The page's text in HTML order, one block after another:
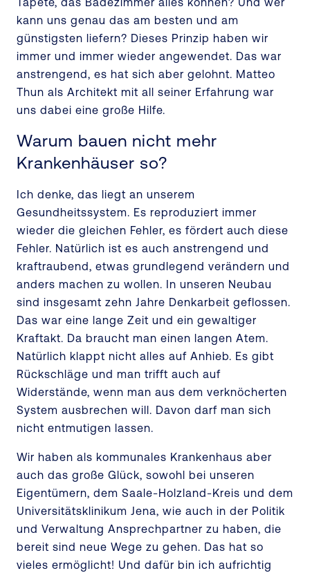
kann uns genau das am besten und am
günstigsten liefern? Dieses Prinzip haben wir
immer und immer wieder angewendet. Das war
anstrengend, es hat sich aber gelohnt. Matteo
Thun als Architekt mit all seiner Erfahrung war
uns dabei eine große Hilfe.
Warum bauen nicht mehr
Krankenhäuser so?
Ich denke, das liegt an unserem
Gesundheitssystem. Es reproduziert immer
wieder die gleichen Fehler, es fördert auch diese
Fehler. Natürlich ist es auch anstrengend und
kraftraubend, etwas grundlegend verändern und
anders machen zu wollen. In unseren Neubau
sind insgesamt zehn Jahre Denkarbeit geflossen.
Das war eine lange Zeit und ein gewaltiger
Kraftakt. Da braucht man einen langen Atem.
Natürlich klappt nicht alles auf Anhieb. Es gibt
Rückschläge und man trifft auch auf
Widerstände, wenn man aus dem verknöcherten
System ausbrechen will. Davon darf man sich
nicht entmutigen lassen.
Wir haben als kommunales Krankenhaus aber
auch das große Glück, sowohl bei unseren
Eigentümern, dem Saale-Holzland-Kreis und dem
Universitätsklinikum Jena, wie auch in der Politik
und Verwaltung Ansprechpartner zu haben, die
bereit sind neue Wege zu gehen. Das hat so
vieles ermöglicht! Und dafür bin ich aufrichtig